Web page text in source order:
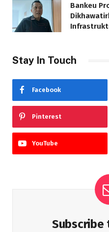
Bankeu
Stay In Touch
Facebook
Pinterest
YouTube